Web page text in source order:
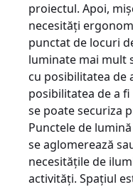
pro­iectul. Apoi,
necesităţi
punctat de locuri
luminate mai mult
cu posibilitatea de
posibilitatea de a
se poate securiza
Punctele de
se aglomerează
necesităţile de
activităţi. Spa­­ţiul